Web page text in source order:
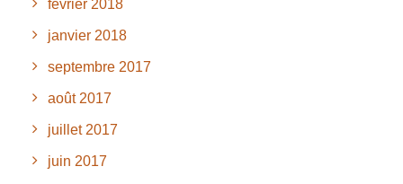
février 2018
janvier 2018
septembre 2017
août 2017
juillet 2017
juin 2017